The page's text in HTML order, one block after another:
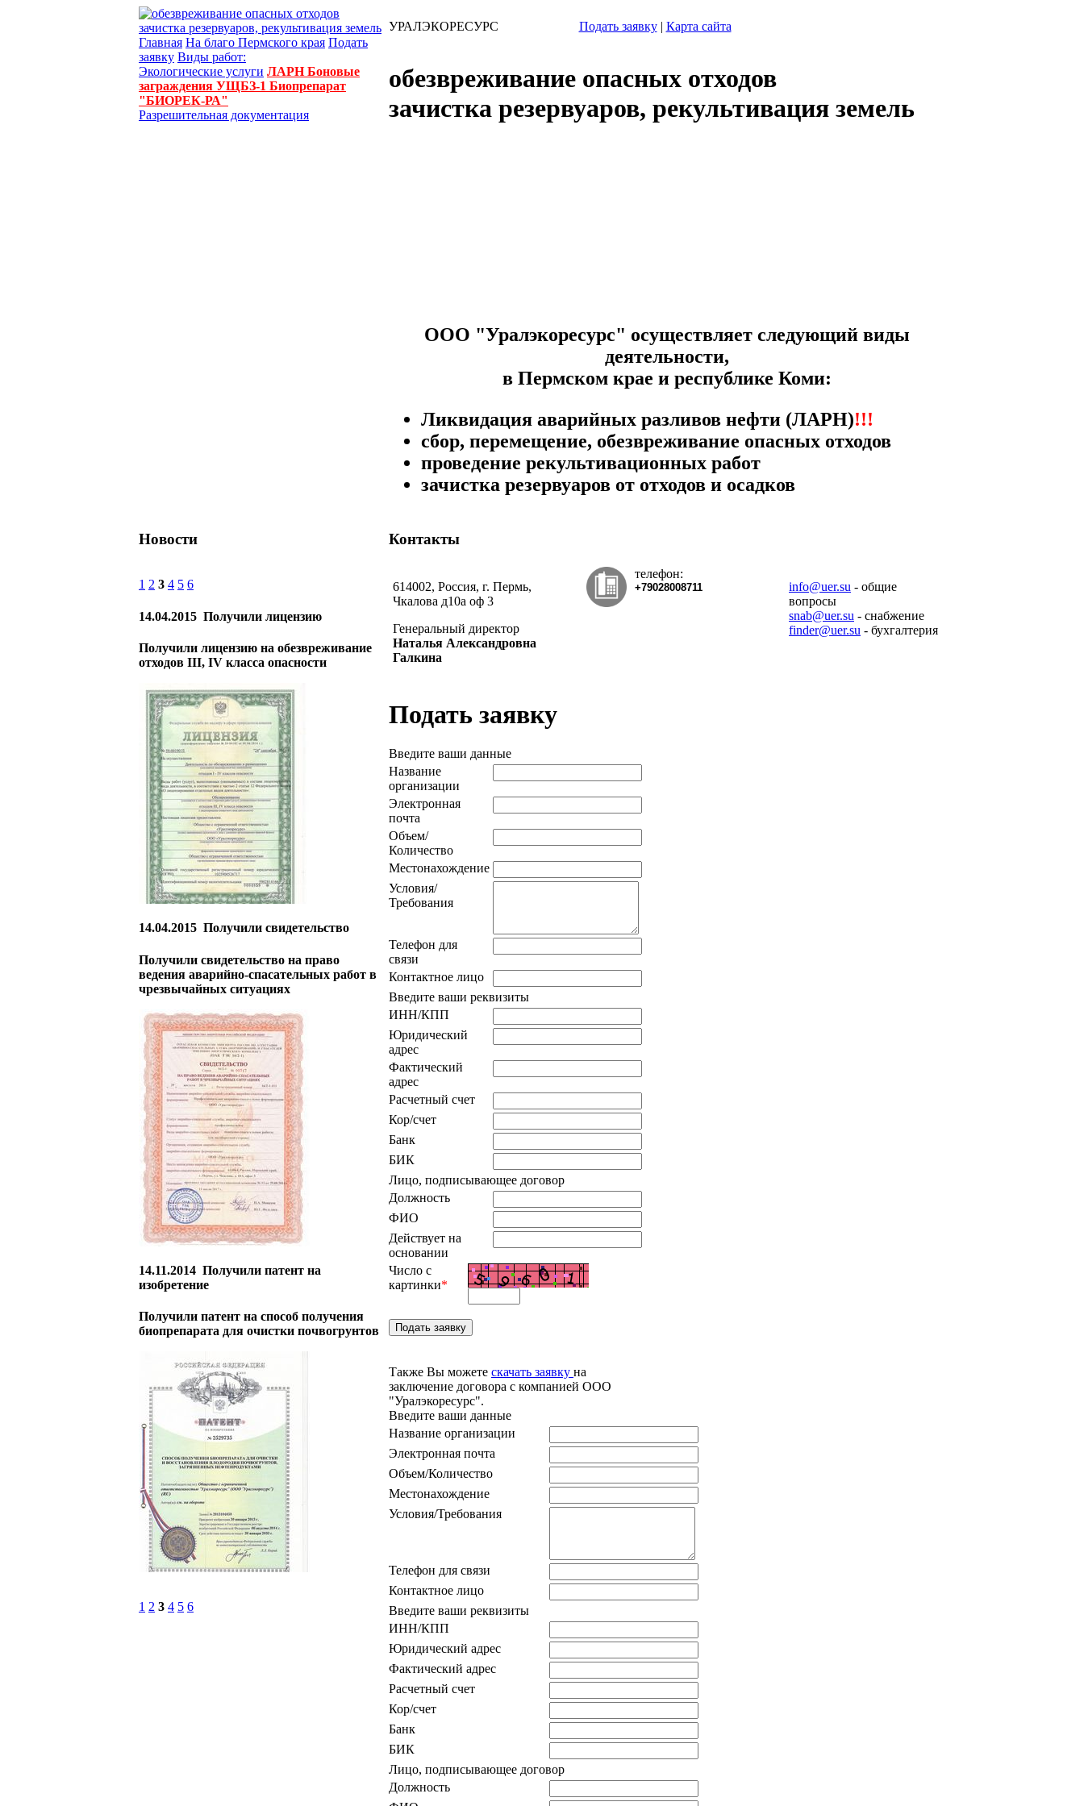
Главная На благо Пермского края Подать
заявку Виды работ:
Экологические услуги ЛАРНБоновые
заграждения УЩБЗ-1 Биопрепарат
"БИОРЕК-РА"
Разрешительная документация
УРАЛЭКОРЕСУРС Подать заявку | Карта сайта
обезвреживание опасных отходов
зачистка резервуаров, рекультивация земель
ООО "Уралэкоресурс" осуществляет следующий виды
деятельности,
в Пермском крае и республике Коми:
Ликвидация аварийных разливов нефти (ЛАРН)!!!
сбор, перемещение, обезвреживание опасных отходов
проведение рекультивационных работ
зачистка резервуаров от отходов и осадков
Новости
1 2 3 4 5 6
14.04.2015 Получили лицензию
Получили лицензию на обезвреживание
отходов III, IV класса опасности
14.04.2015 Получили свидетельство
Получили свидетельство на право
ведения аварийно-спасательных работ в
чрезвычайных ситуациях
14.11.2014 Получили патент на
изобретение
Получили патент на способ получения
биопрепарата для очистки почвогрунтов
1 2 3 4 5 6
Контакты
614002, Россия, г. Пермь,
Чкалова д10а оф 3
Генеральный директор
Наталья Александровна
Галкина
телефон:
+79028008711 info@uer.su - общие
вопросы
snab@uer.su - снабжение
finder@uer.su - бухгалтерия
Подать заявку
Введите ваши данные
Название
организации
Электронная
почта
Объем/
Количество
Местонахождение
Условия/
Требования
Телефон для
связи
Контактное лицо
Введите ваши реквизиты
ИНН/КПП
Юридический
адрес
Фактический
адрес
Расчетный счет
Кор/счет
Банк
БИК
Лицо, подписывающее договор
Должность
ФИО
Действует на
основании
Число с
картинки*
Также Вы можете скачать заявку на
заключение договора с компанией ООО
"Уралэкоресурс".
Введите ваши данные
Название организации
Электронная почта
Объем/Количество
Местонахождение
Условия/Требования
Телефон для связи
Контактное лицо
Введите ваши реквизиты
ИНН/КПП
Юридический адрес
Фактический адрес
Расчетный счет
Кор/счет
Банк
БИК
Лицо, подписывающее договор
Должность